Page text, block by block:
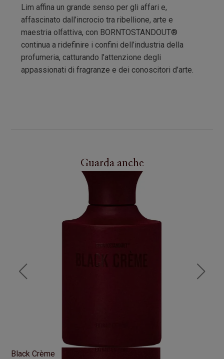
Lim affina un grande senso per gli affari e,
affascinato dall’incrocio tra ribellione, arte e
maestria olfattiva, con BORNTOSTANDOUT®
continua a ridefinire i confini dell’industria della
profumeria, catturando l’attenzione degli
appassionati di fragranze e dei conoscitori d’arte.
Guarda anche
Black Crème